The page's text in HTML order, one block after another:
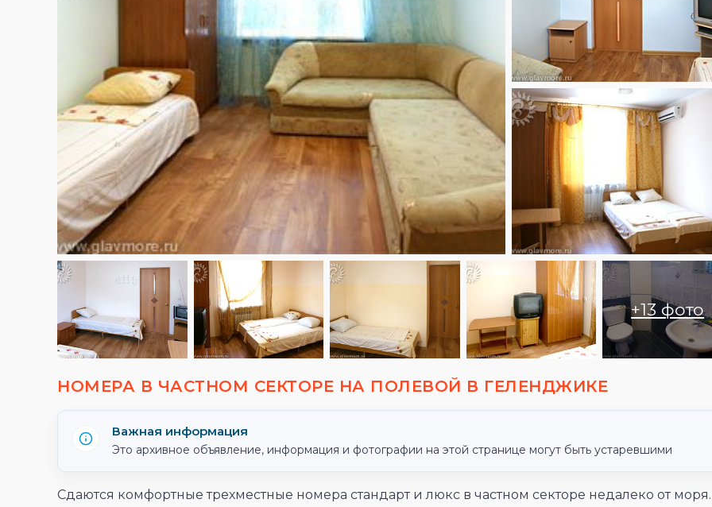
+13 фото
НОМЕРА В ЧАСТНОМ СЕКТОРЕ НА ПОЛЕВОЙ В ГЕЛЕНДЖИКЕ
Важная информация
Это архивное объявление, информация и фотографии на этой странице могут быть устаревшими
Сдаются комфортные трехместные номера стандарт и люкс в частном секторе недалеко от моря.